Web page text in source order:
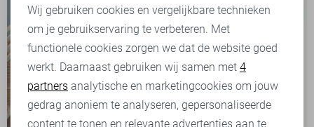
Personalisatie cookies
Analytische cookies
Marketing cookies
Wij gebruiken cookies en vergelijkbare technieken
om je gebruikservaring te verbeteren. Met
functionele cookies zorgen we dat de website goed
werkt. Daarnaast gebruiken wij samen met 4
partners analytische en marketingcookies om jouw
gedrag anoniem te analyseren, gepersonaliseerde
content te tonen en relevante advertenties aan te